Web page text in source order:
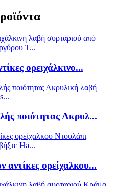
ορειχάλκινο...
ποιότητας Ακρυλ...
αντίκες ορείχαλκου...